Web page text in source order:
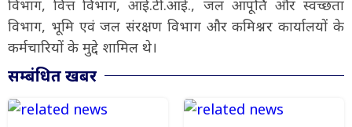
विभाग, वित्त विभाग, आई.टी.आई., जल आपूर्ति और स्वच्छता
विभाग, भूमि एवं जल संरक्षण विभाग और कमिश्नर कार्यालयों के
कर्मचारियों के मुद्दे शामिल थे।
सम्बंधित खबर